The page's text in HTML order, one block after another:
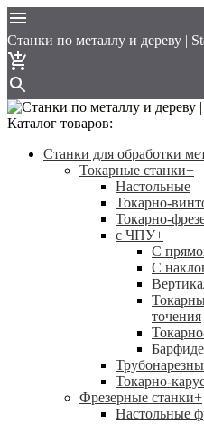
Cтанки по металлу и дереву |
Каталог товаров:
Станки для обработки
Токарные станки+
Настольные
Токарно-
Токарно-
с ЧПУ+
С
C
точения
Токарно-
Фрезерные станки+
Настольные